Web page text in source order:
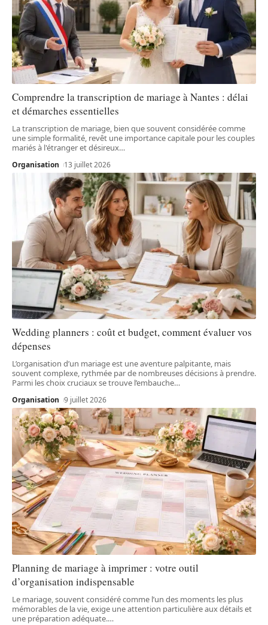
Comprendre la transcription de mariage à Nantes : délai
et démarches essentielles
La transcription de mariage, bien que souvent considérée comme
une simple formalité, revêt une importance capitale pour les couples
mariés à l'étranger et désireux…
Organisation 13 juillet 2026
Wedding planners : coût et budget, comment évaluer vos
dépenses
L’organisation d’un mariage est une aventure palpitante, mais
souvent complexe, rythmée par de nombreuses décisions à prendre.
Parmi les choix cruciaux se trouve l’embauche…
Organisation 9 juillet 2026
Planning de mariage à imprimer : votre outil
d’organisation indispensable
Le mariage, souvent considéré comme l’un des moments les plus
mémorables de la vie, exige une attention particulière aux détails et
une préparation adéquate.…